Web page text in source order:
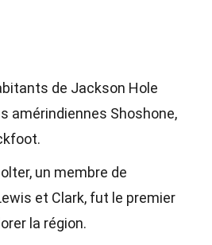
de Jackson Hole
amérindiennes Shoshone,
un membre de
et Clark, fut le premier
la région.